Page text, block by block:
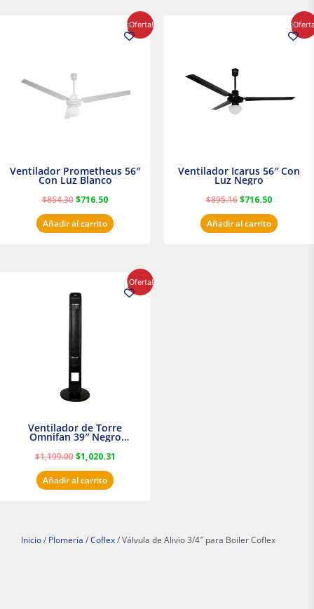
¡Oferta!
Ventilador Prometheus 56″
Con Luz Blanco
$854.30$716.50
precio
actual
Añadir al carrito
Ventilador Icarus 56″ Con
Luz Negro
$895.16$716.50
precio
actual
Añadir al carrito
¡Oferta!
Ventilador de Torre
Omnifan 39″ Negro
$1,199.00
original
era:
$1,020.31
precio
actual
Añadir al carrito
Inicio / Plomería / Coflex / Válvula de Alivio 3/4″ para Boiler Coflex